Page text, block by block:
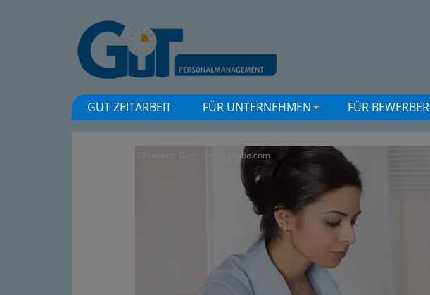
GUT ZEITARBEIT
+
+
FÜR UNTERNEHMEN FÜR BEWERBER
©Jeanette Dietl - stock.adobe.com